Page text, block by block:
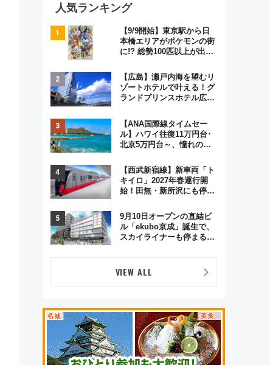
人気ランキング
【9/9開始】東京駅から日
本橋エリアがポケモンの街
に!? 総勢100匹以上が出現
格謎解き・グッズ情報まと
め
【広島】瀬戸内海を望むリ
ゾートホテルで叶える！グ
ランドプリンスホテル広島
ジュアルパーティープラン
【ANA国際線タイムセー
ル】ハワイ往復11万円台･
北京5万円台～、憧れのビ
GW旅行まで狙える激アツ
路線まとめ（8/10まで）
【西武新宿線】新車両「ト
キイロ」2027年春運行開
始！田無・新所沢にも停
弾」も
9月10日オープンの直結ビ
ル「ekubo京成」誕生で、
スカイライナーも停まる巨
公開！
VIEW ALL